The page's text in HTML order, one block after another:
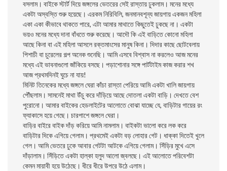
বসলাম। বাইকে স্টার্ট দিয়ে জঙ্গলের ভেতরের সেই রাস্তায় ঢুকলাম। মনের মধ্যে
একটা অস্বস্তি শুরু হয়েছে। এরকম নিরিবিলি, জনমানবশূন্য জায়গায় একজন মহিলা
একা একা কীভাবে থাকতে পারে, এটা আমার মাথাতে কিছুতেই ঢুকছে না। একটা
ভয়ও মনের মধ্যে দানা বাঁধতে শুরু করেছে। আদৌ কি এই বাড়িতে কোনো মহিলা
আছে কিনা বা এই মহিলা আসলে রক্তমাংসের মানুষ কিনা। দিদার কাছে ছোটবেলায়
পিশাচী বা চুরেলের গল্প অনেক শুনেছি। আমি এসবে বিশ্বাস না করলেও আজ মনের
মধ্যে এই ভাবনাগুলো জাঁকিয়ে বসছে। পড়াশোনার সঙ্গে পার্টটাইম কাজ করার শখ
আজ প্রথমদিনই ঘুচে না যায়!
মিনিট তিনেকের মধ্যে জঙ্গলে ঘেরা কাঁচা রাস্তা পেরিয়ে আমি একটা খালি জায়গায়
পৌঁছলাম। সামনেই মাথা উঁচু করে দাঁড়িয়ে আছে দোতলা একটা বাড়ি। দেখতে বেশ
পুরোনো। আমার বাইকের হেডলাইটের আলোতে বোঝা যাচ্ছে যে, বাড়িটার গায়ের রং
ফ্যাকাসে হয়ে গেছে। চারপাশে জঙ্গলে ঘেরা।
বাড়ির বাইরে বাইক দাঁড় করিয়ে আমি নামলাম। বাইকটা ভালো করে লক করে
বাড়িটার দিকে এগিয়ে গেলাম। প্রথমেই একটা বড় লোহার গেট। ধাক্কা দিতেই খুলে
গেল। আমি ভেতরে ঢুকে আবার গেটটা আটকে এগিয়ে গেলাম। সিঁড়ির মুখে এসে
দাঁড়ালাম। সিঁড়িতে একটা হাল্কা হলুদ আলো জ্বলছে। এই আলোতে পরিবেশটা
কেমন মায়াবী হয়ে উঠেছে। ধীরে ধীরে উপরে উঠে এলাম।